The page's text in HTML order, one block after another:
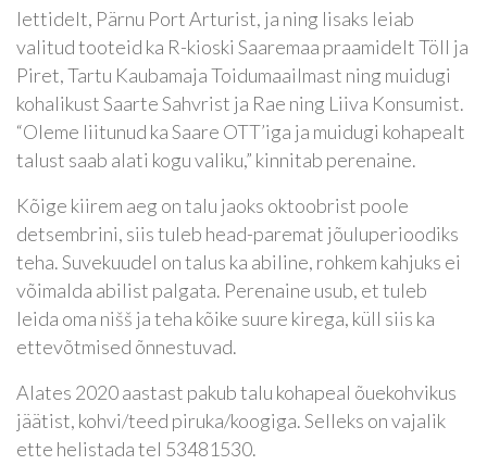
lettidelt, Pärnu Port Arturist, ja ning lisaks leiab
valitud tooteid ka R-kioski Saaremaa praamidelt Töll ja
Piret, Tartu Kaubamaja Toidumaailmast ning muidugi
kohalikust Saarte Sahvrist ja Rae ning Liiva Konsumist.
“Oleme liitunud ka Saare OTT’iga ja muidugi kohapealt
talust saab alati kogu valiku,” kinnitab perenaine.
Kõige kiirem aeg on talu jaoks oktoobrist poole
detsembrini, siis tuleb head-paremat jõuluperioodiks
teha. Suvekuudel on talus ka abiline, rohkem kahjuks ei
võimalda abilist palgata. Perenaine usub, et tuleb
leida oma nišš ja teha kõike suure kirega, küll siis ka
ettevõtmised õnnestuvad.
Alates 2020 aastast pakub talu kohapeal õuekohvikus
jäätist, kohvi/teed piruka/koogiga. Selleks on vajalik
ette helistada tel 53481530.